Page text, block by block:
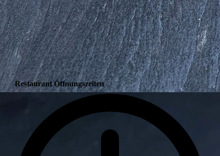
Restaurant Öffnungszeiten